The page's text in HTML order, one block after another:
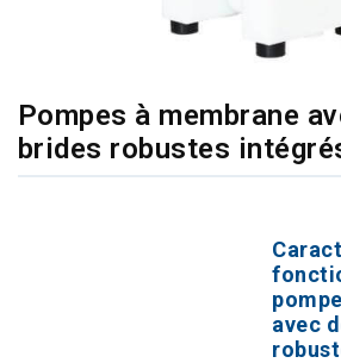
Pompes à membrane
brides robustes
avec